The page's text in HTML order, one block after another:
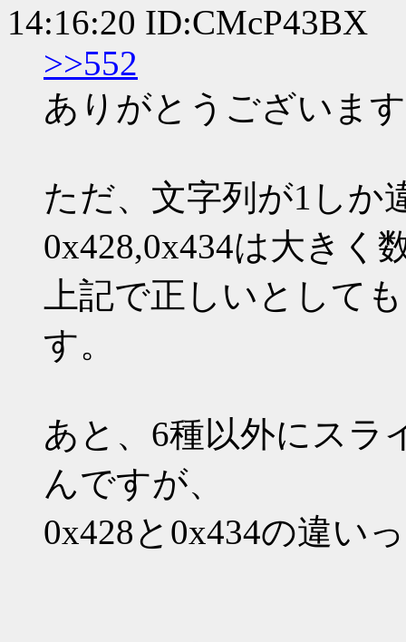
14:16:20 ID:CMcP43BX
>>552
ありがとうございま
ただ、文字列が1しか
0x428,0x434は大きく
上記で正しいとして
す。
あと、6種以外にスラ
んですが、
0x428と0x434の違い